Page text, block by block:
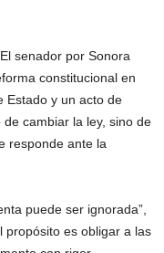
senador por Sonora
constitucional en
Estado y un acto de
cambiar la ley, sino de
responde ante la
puede ser ignorada”,
propósito es obligar a las